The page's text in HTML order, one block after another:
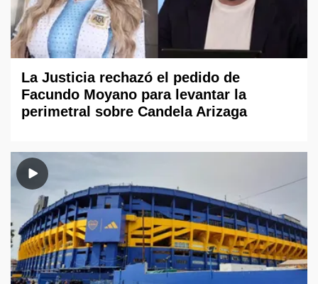
La Justicia rechazó el pedido de
Facundo Moyano para levantar la
perimetral sobre Candela Arizaga